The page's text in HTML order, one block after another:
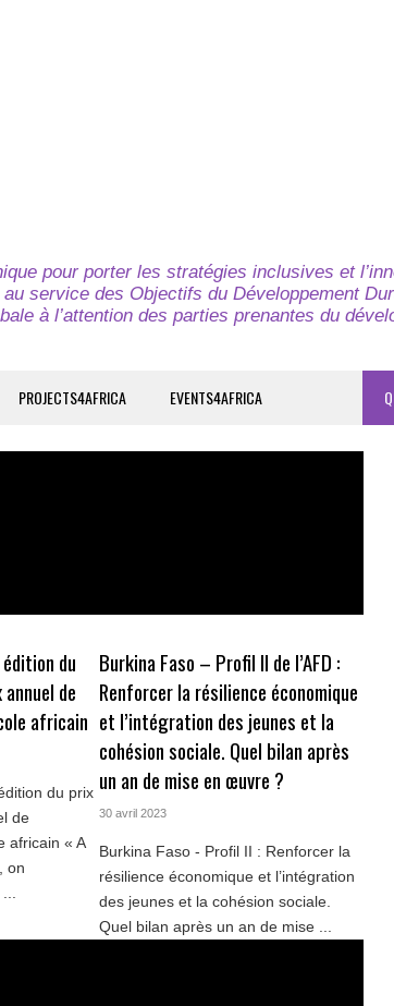
pour porter les stratégies inclusives et
service des Objectifs du Développement
à l’attention des parties prenantes du
PROJECTS4AFRICA EVENTS4AFRICA
du
de
africain
du prix
de
africain « A
on
Burkina Faso – Profil II de l’AFD :
Renforcer la résilience économique
et l’intégration des jeunes et la
cohésion sociale. Quel bilan après
un an de mise en œuvre ?
30 avril 2023
Burkina Faso - Profil II : Renforcer la
résilience économique et l’intégration
des jeunes et la cohésion sociale.
Quel bilan après un an de mise ...